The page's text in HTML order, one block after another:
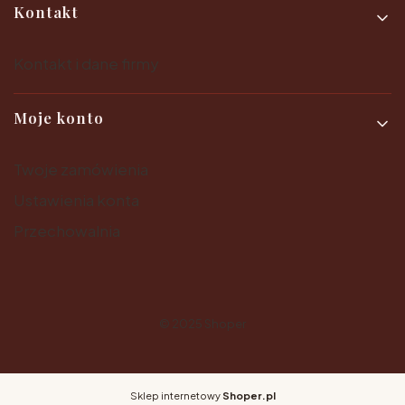
Kontakt
Moje konto
Sklep internetowy Shoper.pl